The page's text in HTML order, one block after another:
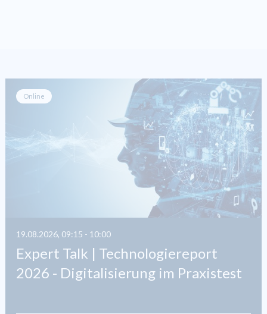
Online
19.08.2026, 09:15 - 10:00
Expert Talk | Technologiereport
2026 - Digitalisierung im Praxistest